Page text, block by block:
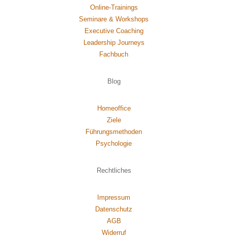
Online-Trainings
Seminare & Workshops
Executive Coaching
Leadership Journeys
Fachbuch
Blog
Homeoffice
Ziele
Führungsmethoden
Psychologie
Rechtliches
Impressum
Datenschutz
AGB
Widerruf